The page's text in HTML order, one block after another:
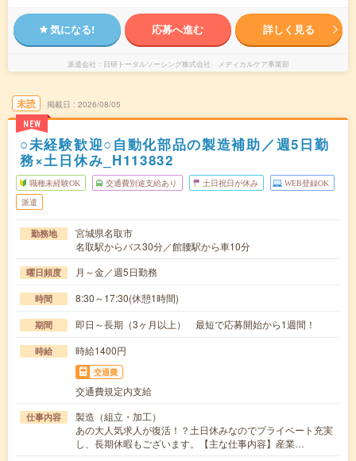
気になる! 応募へ進む 詳しく見る
派遣会社 日研トータルソーシング株式会社 メディカルケア事業部
未読
NEW
掲載日 2026/08/05
○未経験歓迎○自動化部品の製造補助／週5日勤
務×土日休み_H113832
職種未経験OK 交通費別途支給あり 土日祝日が休み WEB登録OK
派遣
勤務地
宮城県名取市
名取駅からバス30分／館腰駅から車10分
曜日頻度 月～金／週5日勤務
時間 8:30～17:30(休憩1時間)
期間 即日～長期（3ヶ月以上） 最短で応募開始から1週間！
時給 時給1400円
交通費
交通費規定内支給
仕事内容
製造（組立・加工）
あの大人気求人が復活！？土日休みなのでプライベート充実
し、長期休暇もございます。【主な仕事内容】産業…